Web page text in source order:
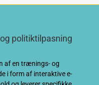
politiktilpasning
af en trænings- og
i form af interaktive e-